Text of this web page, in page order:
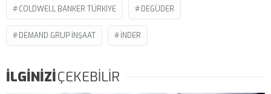
COLDWELL BANKER TÜRKIYE DEGÜDER
DEMAND GRUP İNŞAAT INDER
İLGİNİZİÇEKEBİLİR